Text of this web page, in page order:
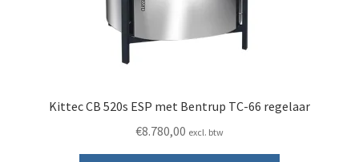
Kittec CB 520s ESP met Bentrup TC-66 regelaar
€8.780,00 excl. btw